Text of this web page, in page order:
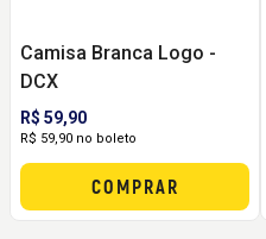
Camisa Branca Logo -
DCX
R$ 59,90
R$ 59,90 no boleto
COMPRAR